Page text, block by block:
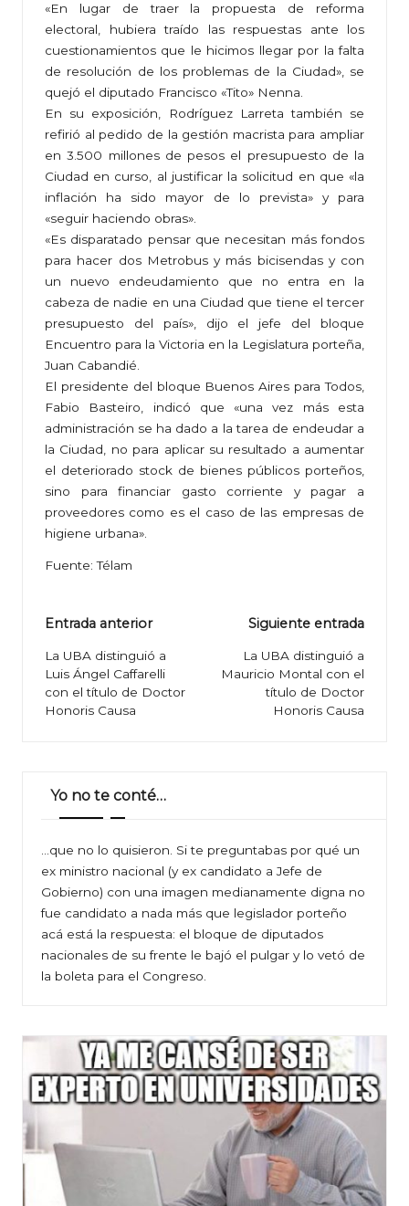
«En lugar de traer la propuesta de reforma
electoral, hubiera traído las respuestas ante los
cuestionamientos que le hicimos llegar por la falta
de resolución de los problemas de la Ciudad», se
quejó el diputado Francisco «Tito» Nenna.
En su exposición, Rodríguez Larreta también se
refirió al pedido de la gestión macrista para ampliar
en 3.500 millones de pesos el presupuesto de la
Ciudad en curso, al justificar la solicitud en que «la
inflación ha sido mayor de lo prevista» y para
«seguir haciendo obras».
«Es disparatado pensar que necesitan más fondos
para hacer dos Metrobus y más bicisendas y con
un nuevo endeudamiento que no entra en la
cabeza de nadie en una Ciudad que tiene el tercer
presupuesto del país», dijo el jefe del bloque
Encuentro para la Victoria en la Legislatura porteña,
Juan Cabandié.
El presidente del bloque Buenos Aires para Todos,
Fabio Basteiro, indicó que «una vez más esta
administración se ha dado a la tarea de endeudar a
la Ciudad, no para aplicar su resultado a aumentar
el deteriorado stock de bienes públicos porteños,
sino para financiar gasto corriente y pagar a
proveedores como es el caso de las empresas de
higiene urbana».
Fuente: Télam
Navegación
de
entradas
Entrada anterior
La UBA distinguió a
Luis Ángel Caffarelli
con el título de Doctor
Honoris Causa
Siguiente entrada
La UBA distinguió a
Mauricio Montal con el
título de Doctor
Honoris Causa
Yo no te conté…
…que no lo quisieron. Si te preguntabas por qué un
ex ministro nacional (y ex candidato a Jefe de
Gobierno) con una imagen medianamente digna no
fue candidato a nada más que legislador porteño
acá está la respuesta: el bloque de diputados
nacionales de su frente le bajó el pulgar y lo vetó de
la boleta para el Congreso.